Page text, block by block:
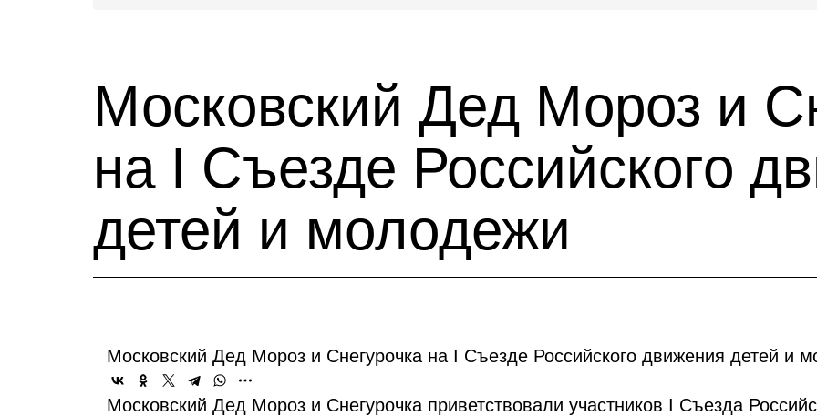
Московский Дед Мороз и
на I Съезде Российского
детей и молодежи
Московский Дед Мороз и Снегурочка на I Съезде Российского движения детей и
Московский Дед Мороз и Снегурочка приветствовали участников I Съезда